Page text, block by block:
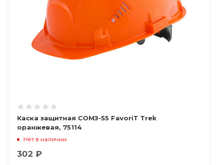
Каска защитная СОМЗ-55 FavoriT Trek
оранжевая, 75114
Нет в наличии
302 ₽